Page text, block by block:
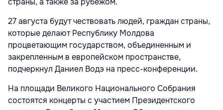
27 августа будут чествовать людей, граждан страны,
которые делают Республику Молдова
процветающим государством, объединенным и
закрепленным в европейском пространстве,
подчеркнул Даниел Водэ на пресс-конференции.
На площади Великого Национального Собрания
состоятся концерты с участием Президентского